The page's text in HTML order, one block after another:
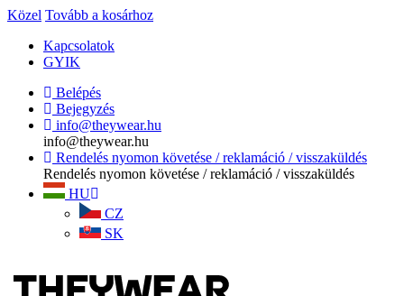
Közel Tovább a kosárhoz
Kapcsolatok
GYIK
Belépés
Bejegyzés
info@theywear.hu
info@theywear.hu
Rendelés nyomon követése / reklamáció / visszaküldés
Rendelés nyomon követése / reklamáció / visszaküldés
HU
CZ
SK